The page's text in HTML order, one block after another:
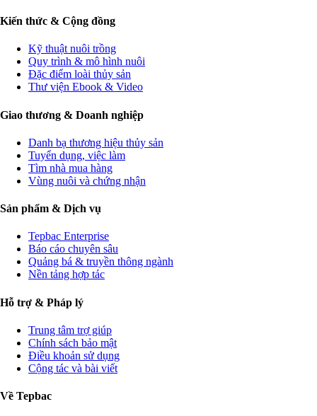
Kiến thức & Cộng đồng
Kỹ thuật nuôi trồng
Quy trình & mô hình nuôi
Đặc điểm loài thủy sản
Thư viện Ebook & Video
Giao thương & Doanh nghiệp
Danh bạ thương hiệu thủy sản
Tuyển dụng, việc làm
Tìm nhà mua hàng
Vùng nuôi và chứng nhận
Sản phẩm & Dịch vụ
Tepbac Enterprise
Báo cáo chuyên sâu
Quảng bá & truyền thông ngành
Nền tảng hợp tác
Hỗ trợ & Pháp lý
Trung tâm trợ giúp
Chính sách bảo mật
Điều khoản sử dụng
Cộng tác và bài viết
Về Tepbac